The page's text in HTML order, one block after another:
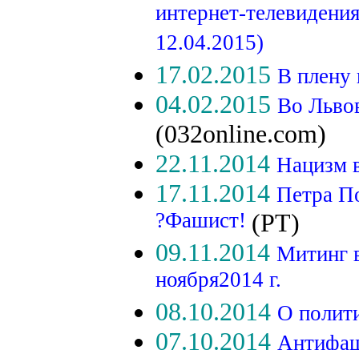
интернет-
12.04.2015)
17.02.2015 В плену
04.02.2015 Во
(032online.com)
22.11.2014 Нацизм
17.11.2014 Петра
?Фашист! (РТ)
09.11.2014 Митинг
ноября2014 г.
08.10.2014 О
07.10.2014